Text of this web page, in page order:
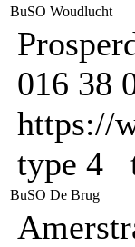
BuSO Woudlucht
016 38
https://
type 4
BuSO De Brug